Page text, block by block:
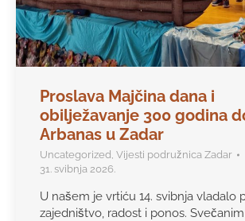
Proslava Majčina dana i
obilježavanje 300 godina
Arbanas u Zadar
Uncategorized Vijesti podružnica Zadar
31. svibnja 2026.
U našem je vrtiću 14. svibnja vladalo
zajedništvo, radost i ponos.